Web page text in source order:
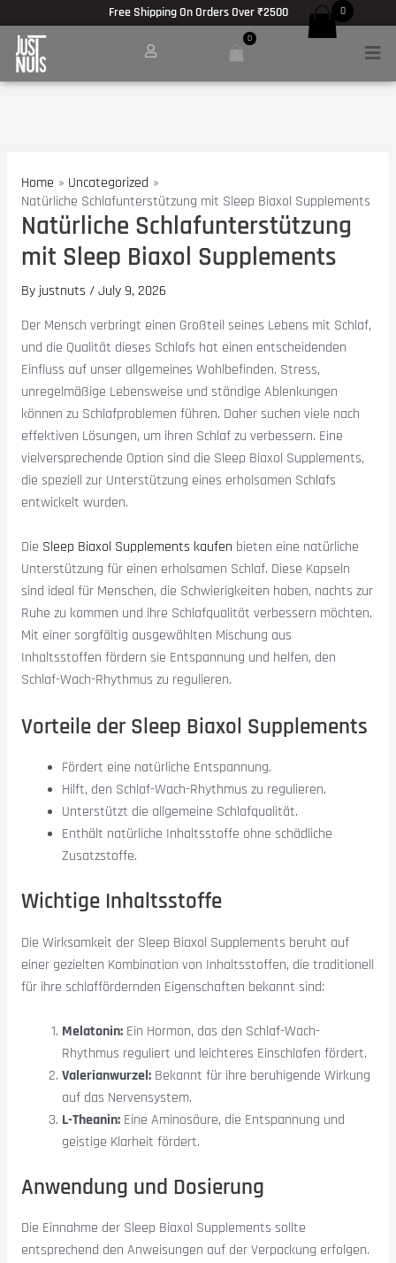
Anatomie des Muskelwachstums:Hypertrophie und Kraft - https://
Encyclopédie du bodybuilding :
Coffee and athletic performance -
https://pubmed.ncbi.nlm.nih.gov/29382077/
meilleur site pour acheter des produits stéroïdiens -
masteron enanthate
Testosterone Review -https://www.nature.com/articles/s41574-020-00409-2
content
Free Shipping On Orders Over ₹2500
0
Home
Uncategorized
Natürliche Schlafunterstützung mit Sleep Biaxol Supplements
Natürliche Schlafunterstützung
mit Sleep Biaxol Supplements
By justnuts / July 9, 2026
Der Mensch verbringt einen Großteil seines Lebens mit Schlaf,
und die Qualität dieses Schlafs hat einen entscheidenden
Einfluss auf unser allgemeines Wohlbefinden. Stress,
unregelmäßige Lebensweise und ständige Ablenkungen
können zu Schlafproblemen führen. Daher suchen viele nach
effektiven Lösungen, um ihren Schlaf zu verbessern. Eine
vielversprechende Option sind die Sleep Biaxol Supplements,
die speziell zur Unterstützung eines erholsamen Schlafs
entwickelt wurden.
Die Sleep Biaxol Supplements kaufen bieten eine natürliche
Unterstützung für einen erholsamen Schlaf. Diese Kapseln
sind ideal für Menschen, die Schwierigkeiten haben, nachts zur
Ruhe zu kommen und ihre Schlafqualität verbessern möchten.
Mit einer sorgfältig ausgewählten Mischung aus
Inhaltsstoffen fördern sie Entspannung und helfen, den
Schlaf-Wach-Rhythmus zu regulieren.
Vorteile der Sleep Biaxol Supplements
Fördert eine natürliche Entspannung.
Hilft, den Schlaf-Wach-Rhythmus zu regulieren.
Unterstützt die allgemeine Schlafqualität.
Enthält natürliche Inhaltsstoffe ohne schädliche
Zusatzstoffe.
Wichtige Inhaltsstoffe
Die Wirksamkeit der Sleep Biaxol Supplements beruht auf
einer gezielten Kombination von Inhaltsstoffen, die traditionell
für ihre schlaffördernden Eigenschaften bekannt sind:
Melatonin: Ein Hormon, das den Schlaf-Wach-
Rhythmus reguliert und leichteres Einschlafen fördert.
Valerianwurzel: Bekannt für ihre beruhigende Wirkung
auf das Nervensystem.
L-Theanin: Eine Aminosäure, die Entspannung und
geistige Klarheit fördert.
Anwendung und Dosierung
Die Einnahme der Sleep Biaxol Supplements sollte
entsprechend den Anweisungen auf der Verpackung erfolgen.
0